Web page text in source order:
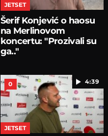
JETSET
Šerif Konjević o haosu
na Merlinovom
koncertu: "Prozivali su
ga.."
4:39
0
JETSET